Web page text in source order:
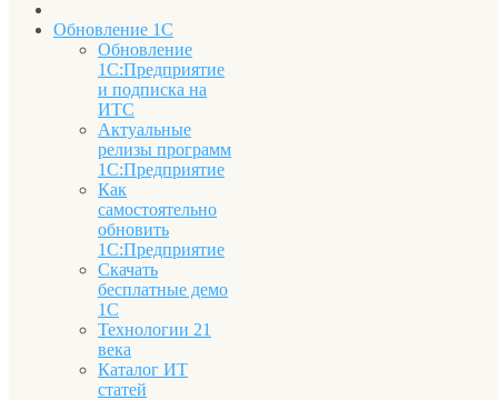
Обновление 1С
Обновление
1С:Предприятие
и подписка на
ИТС
Актуальные
релизы программ
1С:Предприятие
Как
самостоятельно
обновить
1С:Предприятие
Скачать
бесплатные демо
1С
Технологии 21
века
Каталог ИТ
статей